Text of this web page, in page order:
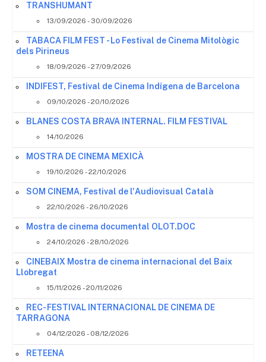
TRANSHUMANT
13/09/2026 - 30/09/2026
TABACA FILM FEST - Lo Festival de Cinema Mitològic
dels Pirineus
18/09/2026 - 27/09/2026
INDIFEST, Festival de Cinema Indígena de Barcelona
09/10/2026 - 20/10/2026
BLANES COSTA BRAVA INTERNAL. FILM FESTIVAL
14/10/2026
MOSTRA DE CINEMA MEXICÀ
19/10/2026 - 22/10/2026
SOM CINEMA, Festival de l'Audiovisual Català
22/10/2026 - 26/10/2026
Mostra de cinema documental OLOT.DOC
24/10/2026 - 28/10/2026
CINEBAIX Mostra de cinema internacional del Baix
Llobregat
15/11/2026 - 20/11/2026
REC- FESTIVAL INTERNACIONAL DE CINEMA DE
TARRAGONA
04/12/2026 - 08/12/2026
RETEENA